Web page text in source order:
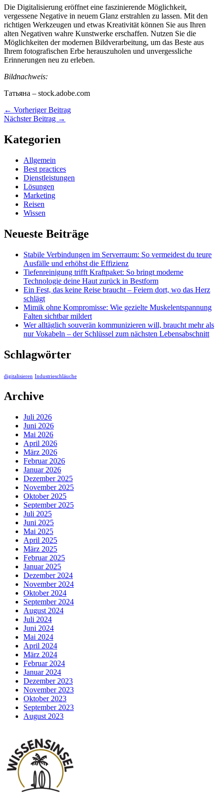
Die Digitalisierung eröffnet eine faszinierende Möglichkeit,
vergessene Negative in neuem Glanz erstrahlen zu lassen. Mit den
richtigen Werkzeugen und etwas Kreativität können Sie aus Ihren
alten Negativen wahre Kunstwerke erschaffen. Nutzen Sie die
Möglichkeiten der modernen Bildverarbeitung, um das Beste aus
Ihrem fotografischen Erbe herauszuholen und unvergessliche
Erinnerungen neu zu erleben.
Bildnachweis:
Татьяна – stock.adobe.com
← Vorheriger Beitrag
Nächster Beitrag →
Kategorien
Allgemein
Best practices
Dienstleistungen
Lösungen
Marketing
Reisen
Wissen
Neueste Beiträge
Stabile Verbindungen im Serverraum: So vermeidest du teure
Ausfälle und erhöhst die Effizienz
Tiefenreinigung trifft Kraftpaket: So bringt moderne
Technologie deine Haut zurück in Bestform
Ein Fest, das keine Reise braucht – Feiern dort, wo das Herz
schlägt
Mimik ohne Kompromisse: Wie gezielte Muskelentspannung
Falten sichtbar mildert
Wer alltäglich souverän kommunizieren will, braucht mehr als
nur Vokabeln – der Schlüssel zum nächsten Lebensabschnitt
Schlagwörter
digitalisieren Industrieschläuche
Archive
Juli 2026
Juni 2026
Mai 2026
April 2026
März 2026
Februar 2026
Januar 2026
Dezember 2025
November 2025
Oktober 2025
September 2025
Juli 2025
Juni 2025
Mai 2025
April 2025
März 2025
Februar 2025
Januar 2025
Dezember 2024
November 2024
Oktober 2024
September 2024
August 2024
Juli 2024
Juni 2024
Mai 2024
April 2024
März 2024
Februar 2024
Januar 2024
Dezember 2023
November 2023
Oktober 2023
September 2023
August 2023